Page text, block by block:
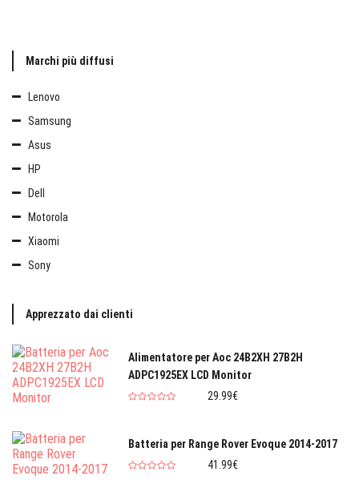
Marchi più diffusi
Lenovo
Samsung
Asus
HP
Dell
Motorola
Xiaomi
Sony
Apprezzato dai clienti
Alimentatore per Aoc 24B2XH 27B2H
ADPC1925EX LCD Monitor
29.99€
Batteria per Range Rover Evoque 2014-2017
41.99€